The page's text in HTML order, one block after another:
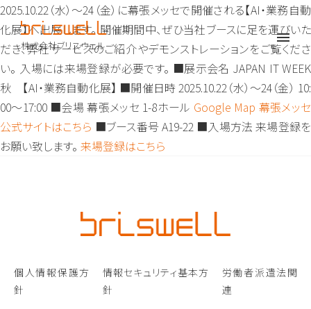
株式会社ブリスウェル
2025.10.22（水）〜24（金）に幕張メッセで開催される【AI・業務自動
化展】へ出展します。 開催期間中、ぜひ当社ブースに足を運びいた
だき、弊社サービスのご紹介やデモンストレーションをご覧くださ
い。 入場には来場登録が必要です。 ■展示会名 JAPAN IT WEEK
秋 【AI・業務自動化展】 ■開催日時 2025.10.22（水）〜24（金） 10:
00～17:00 ■会場 幕張メッセ 1-8ホール Google Map 幕張メッセ
公式サイトはこちら ■ブース番号 A19-22 ■入場方法 来場登録を
お願い致します。 来場登録はこちら
個人情報保護方
針
情報セキュリティ基本方
針
労働者派遣法関
連